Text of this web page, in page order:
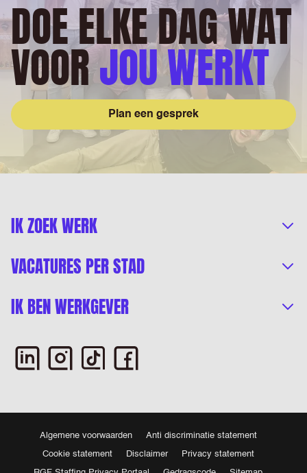
DOE ELKE DAG WAT
VOORJOU WERKT
Plan een gesprek
IK ZOEK WERK
VACATURES PER STAD
IK BEN WERKGEVER
Algemene voorwaarden Anti discriminatie statement
Cookie statement Disclaimer Privacy statement